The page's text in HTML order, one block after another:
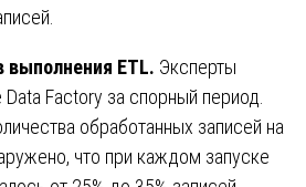
выполнения ETL. Эксперты
Data Factory за спорный период.
обработанных записей на
что при каждом запуске